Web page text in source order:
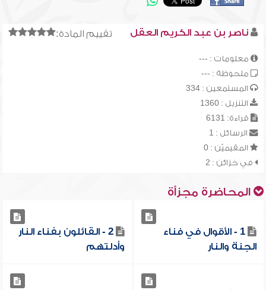
تقييم المادة: ناصر بن عبد الكريم العقل
معلومات : ---
ملحوظة : ---
المستمعين : 334
التنزيل : 1360
قراءة: 6131
الرسائل : 1
المقيميّن : 0
في خزائن : 2
المحاضرة مجزأة
1 - الأقوال في فناء
الجنة والنار
2 - القائلون بفناء النار
وأدلتهم